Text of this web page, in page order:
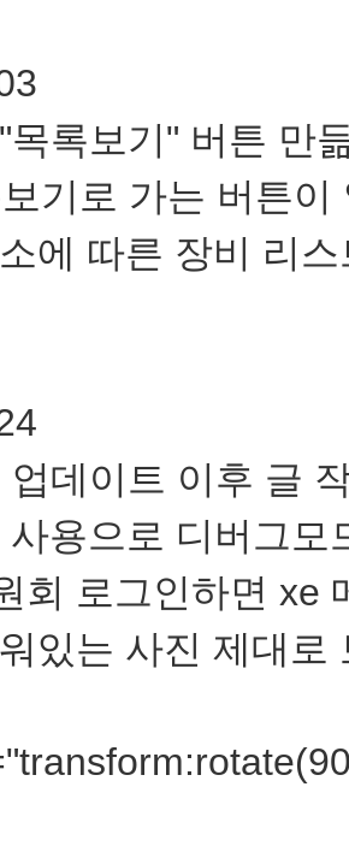
목록보기" 버튼 만
기로 가는 버튼이
에 따른 장비 리
업데이트 이후 글
용으로 디버그모
회 로그인하면 xe
있는 사진 제대로